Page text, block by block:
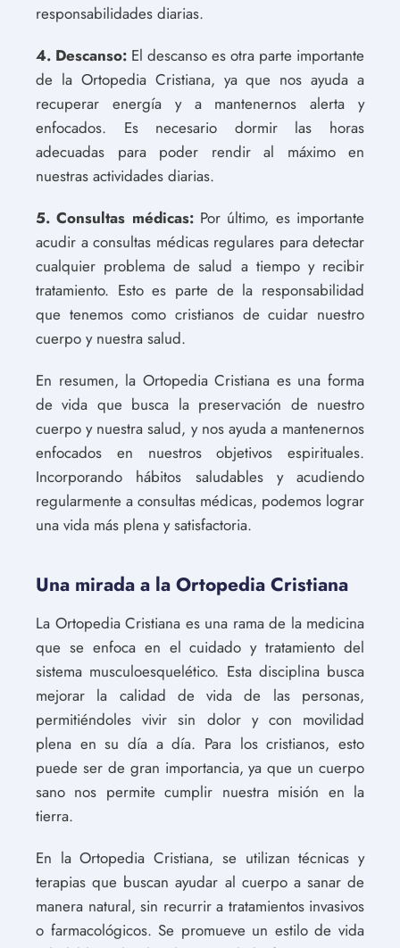
responsabilidades diarias.
4. Descanso: El descanso es otra parte importante
de la Ortopedia Cristiana, ya que nos ayuda a
recuperar energía y a mantenernos alerta y
enfocados. Es necesario dormir las horas
adecuadas para poder rendir al máximo en
nuestras actividades diarias.
5. Consultas médicas:Por último, es importante
acudir a consultas médicas regulares para detectar
cualquier problema de salud a tiempo y recibir
tratamiento. Esto es parte de la responsabilidad
que tenemos como cristianos de cuidar nuestro
cuerpo y nuestra salud.
En resumen, la Ortopedia Cristiana es una forma
de vida que busca la preservación de nuestro
cuerpo y nuestra salud, y nos ayuda a mantenernos
enfocados en nuestros objetivos espirituales.
Incorporando hábitos saludables y acudiendo
regularmente a consultas médicas, podemos lograr
una vida más plena y satisfactoria.
Una mirada a la Ortopedia Cristiana
La Ortopedia Cristiana es una rama de la medicina
que se enfoca en el cuidado y tratamiento del
sistema musculoesquelético. Esta disciplina busca
mejorar la calidad de vida de las personas,
permitiéndoles vivir sin dolor y con movilidad
plena en su día a día. Para los cristianos, esto
puede ser de gran importancia, ya que un cuerpo
sano nos permite cumplir nuestra misión en la
tierra.
En la Ortopedia Cristiana, se utilizan técnicas y
terapias que buscan ayudar al cuerpo a sanar de
manera natural, sin recurrir a tratamientos invasivos
o farmacológicos. Se promueve un estilo de vida